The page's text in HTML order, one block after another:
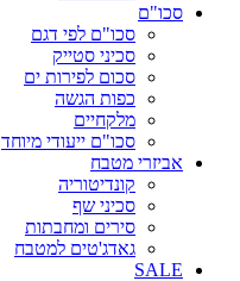
סכו"ם
סכו"ם לפי דגם
סכיני סטייק
סכום לפירות ים
כפות הגשה
מלקחיים
סכו"ם ייעודי מיוחד
אביזרי מטבח
קונדיטוריה
סכיני שף
סירים ומחבתות
גאדג'טים למטבח
SALE